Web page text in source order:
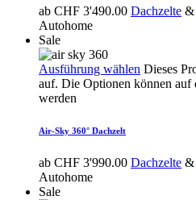
ab CHF 3'490.00 Dachzelte &
Autohome
Sale
Ausführung wählen Dieses
auf. Die Optionen können auf
werden
Air-Sky 360° Dachzelt
ab CHF 3'990.00 Dachzelte &
Autohome
Sale